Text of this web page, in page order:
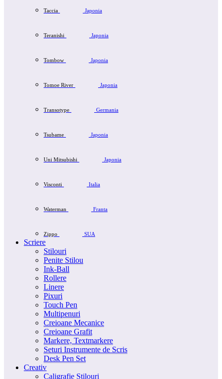
Taccia Japonia
Teranishi Japonia
Tombow Japonia
Tomoe River Japonia
Transotype Germania
Tsubame Japonia
Uni Mitsubishi Japonia
Visconti Italia
Waterman Franta
Zippo SUA
Scriere
Stilouri
Penite Stilou
Ink-Ball
Rollere
Linere
Pixuri
Touch Pen
Multipenuri
Creioane Mecanice
Creioane Grafit
Markere, Textmarkere
Seturi Instrumente de Scris
Desk Pen Set
Creativ
Caligrafie Stilouri